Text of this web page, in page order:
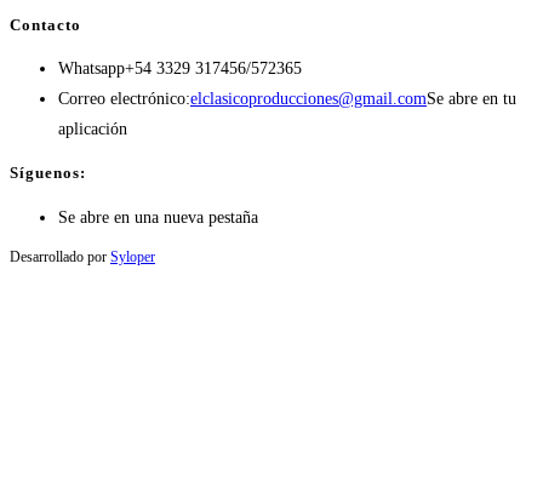
Contacto
Whatsapp+54 3329 317456/572365
Correo electrónico:elclasicoproducciones@gmail.comSe abre en tu
aplicación
Síguenos:
Se abre en una nueva pestaña
Desarrollado por Syloper